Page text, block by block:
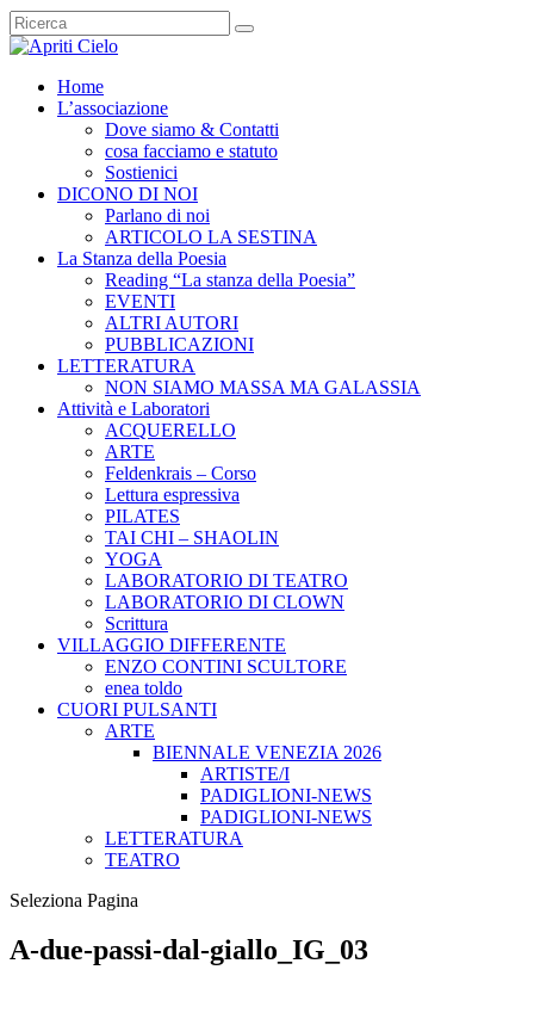
Home
L’associazione
Dove siamo & Contatti
cosa facciamo e statuto
Sostienici
DICONO DI NOI
Parlano di noi
ARTICOLO LA SESTINA
La Stanza della Poesia
Reading “La stanza della Poesia”
EVENTI
ALTRI AUTORI
PUBBLICAZIONI
LETTERATURA
NON SIAMO MASSA MA GALASSIA
Attività e Laboratori
ACQUERELLO
ARTE
Feldenkrais – Corso
Lettura espressiva
PILATES
TAI CHI – SHAOLIN
YOGA
LABORATORIO DI TEATRO
LABORATORIO DI CLOWN
Scrittura
VILLAGGIO DIFFERENTE
ENZO CONTINI SCULTORE
enea toldo
CUORI PULSANTI
ARTE
BIENNALE VENEZIA 2026
ARTISTE/I
PADIGLIONI-NEWS
PADIGLIONI-NEWS
LETTERATURA
TEATRO
Seleziona Pagina
A-due-passi-dal-giallo_IG_03